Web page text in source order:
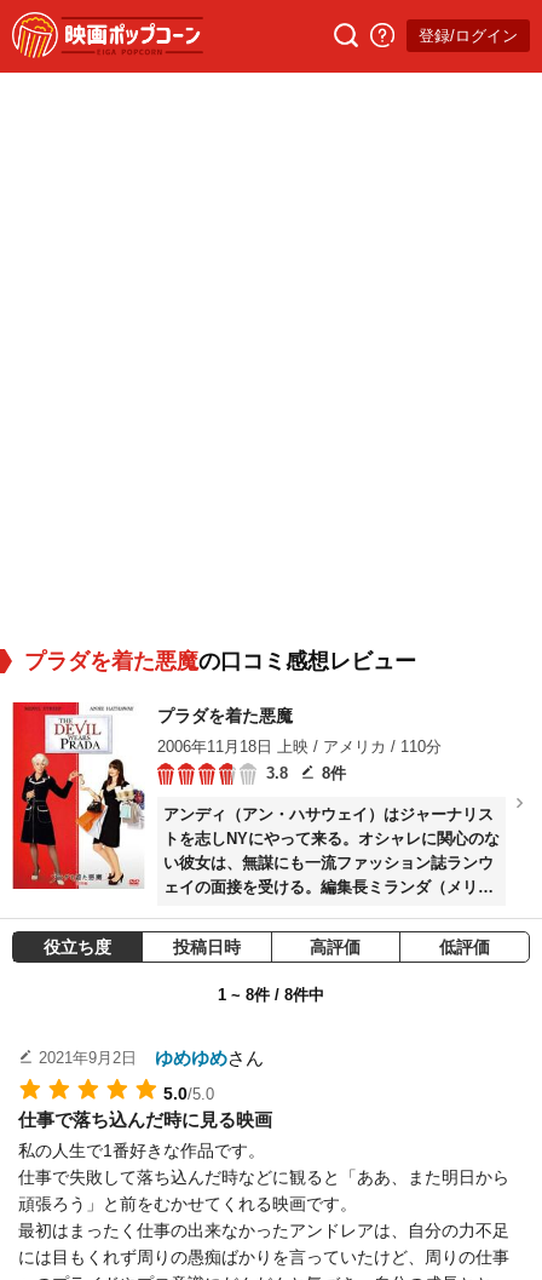
登録/ログイン
プラダを着た悪魔の口コミ感想レビュー
プラダを着た悪魔
2006年11月18日 上映 / アメリカ / 110分
3.8
8件
アンディ（アン・ハサウェイ）はジャーナリス
トを志しNYにやって来る。オシャレに関心のな
い彼女は、無謀にも一流ファッション誌ランウ
ェイの面接を受ける。編集長ミランダ（メリ
仕事を手に入れるのだが、翌朝から24時間公私
の区別なく携帯が鳴り続ける悪夢の日々が始ま
役立ち度 投稿日時 高評価 低評価
1 ~ 8件 / 8件中
2021年9月2日 ゆめゆめさん
5.0/5.0
仕事で落ち込んだ時に見る映画
私の人生で1番好きな作品です。
仕事で失敗して落ち込んだ時などに観ると「ああ、また明日から
頑張ろう」と前をむかせてくれる映画です。
最初はまったく仕事の出来なかったアンドレアは、自分の力不足
には目もくれず周りの愚痴ばかりを言っていたけど、周りの仕事